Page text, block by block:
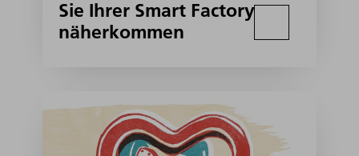
Sie Ihrer Smart Factory
näherkommen